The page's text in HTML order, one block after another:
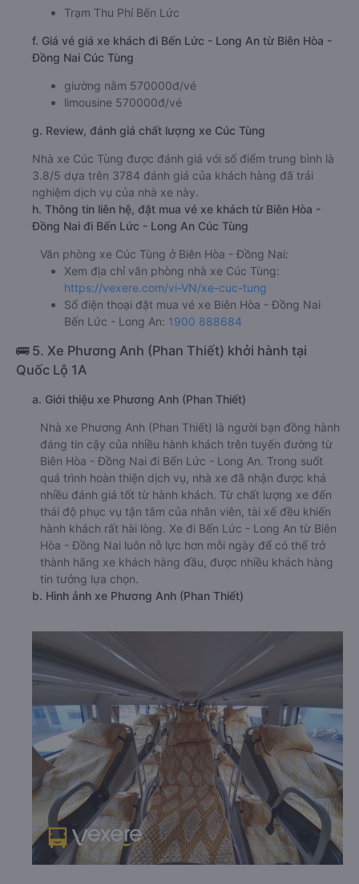
Trạm Thu Phí Bến Lức
f. Giá vé giá xe khách đi Bến Lức - Long An từ Biên Hòa -
Đồng Nai Cúc Tùng
giường nằm 570000đ/vé
limousine 570000đ/vé
g. Review, đánh giá chất lượng xe Cúc Tùng
Nhà xe Cúc Tùng được đánh giá với số điểm trung bình là
3.8/5 dựa trên 3784 đánh giá của khách hàng đã trải
nghiệm dịch vụ của nhà xe này.
h. Thông tin liên hệ, đặt mua vé xe khách từ Biên Hòa -
Đồng Nai đi Bến Lức - Long An Cúc Tùng
Văn phòng xe Cúc Tùng ở Biên Hòa - Đồng Nai:
Xem địa chỉ văn phòng nhà xe Cúc Tùng:
https://vexere.com/vi-VN/xe-cuc-tung
Số điện thoại đặt mua vé xe Biên Hòa - Đồng Nai
Bến Lức - Long An: 1900 888684
🚌 5. Xe Phương Anh (Phan Thiết) khởi hành tại
Quốc Lộ 1A
a. Giới thiệu xe Phương Anh (Phan Thiết)
Nhà xe Phương Anh (Phan Thiết) là người bạn đồng hành
đáng tin cậy của nhiều hành khách trên tuyến đường từ
Biên Hòa - Đồng Nai đi Bến Lức - Long An. Trong suốt
quá trình hoàn thiện dịch vụ, nhà xe đã nhận được khá
nhiều đánh giá tốt từ hành khách. Từ chất lượng xe đến
thái độ phục vụ tận tâm của nhân viên, tài xế đều khiến
hành khách rất hài lòng. Xe đi Bến Lức - Long An từ Biên
Hòa - Đồng Nai luôn nỗ lực hơn mỗi ngày để có thể trở
thành hãng xe khách hàng đầu, được nhiều khách hàng
tin tưởng lựa chọn.
b. Hình ảnh xe Phương Anh (Phan Thiết)